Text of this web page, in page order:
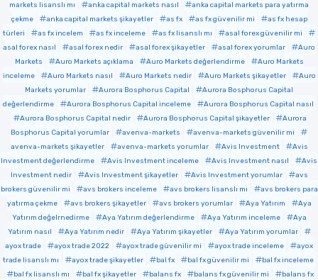
markets lisanslı mı
anka capital markets nasıl
anka capital markets para yatırma
çekme
anka capital markets şikayetler as fx as fx güvenilir mi
as fx hesap
türleri
as fx incelem as fx inceleme as fx lisanslı mı
asal forex güvenilir mi
asal forex nasıl
asal forex nedir asal forex şikayetler asal forex yorumlar
Auro
Markets
Auro Markets açıklama Auro Markets değerlendirme
Auro Markets
inceleme
Auro Markets nasıl Auro Markets nedir Auro Markets şikayetler
Auro
Markets yorumlar
Aurora Bosphorus Capital
Aurora Bosphorus Capital
değerlendirme
Aurora Bosphorus Capital inceleme
Aurora Bosphorus Capital nasıl
Aurora Bosphorus Capital nedir
Aurora Bosphorus Capital şikayetler
Aurora
Bosphorus Capital yorumlar
avenva-markets
avenva-markets güvenilir mi
avenva-markets şikayetler
avenva-markets yorumlar Avis Investment
Avis
Investment değerlendirme
Avis Investment inceleme Avis Investment nasıl
Avis
Investment nedir
Avis Investment şikayetler Avis Investment yorumlar
avs
brokers güvenilir mi
avs brokers inceleme avs brokers lisanslı mı
avs brokers para
yatırma çekme
avs brokers şikayetler avs brokers yorumlar Aya Yatırım
Aya
Yatırım değelrnedirme
Aya Yatırım değerlendirme Aya Yatırım inceleme
Aya
Yatırım nasıl
Aya Yatırım nedir Aya Yatırım şikayetler
Aya Yatırım yorumlar
ayox trade
ayox trade 2022 ayox trade güvenilir mi ayox trade inceleme
ayox
trade lisanslı mı
ayox trade şikayetler bal fx bal fx güvenilir mi
bal fx inceleme
bal fx lisanslı mı
bal fx şikayetler balans fx balans fx güvenilir mi
balans fx